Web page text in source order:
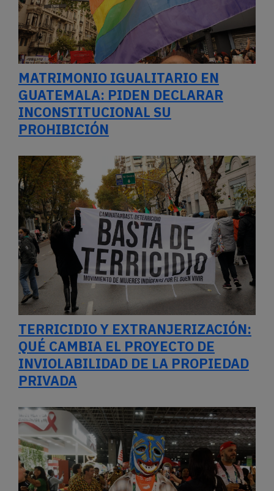
MATRIMONIO IGUALITARIO EN
GUATEMALA: PIDEN DECLARAR
INCONSTITUCIONAL SU
PROHIBICIÓN
TERRICIDIO Y EXTRANJERIZACIÓN:
QUÉ CAMBIA EL PROYECTO DE
INVIOLABILIDAD DE LA PROPIEDAD
PRIVADA